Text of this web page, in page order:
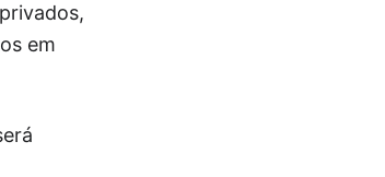
em